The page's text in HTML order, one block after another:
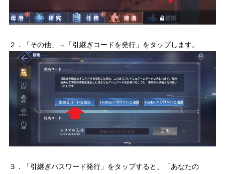
２．「その他」→「引継ぎコードを発行」をタップします。
３．「引継ぎパスワード発行」をタップすると、「あなたの